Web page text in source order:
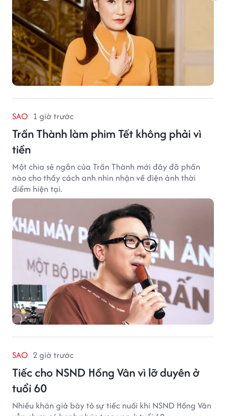
SAO 1 giờ trước
Trấn Thành làm phim Tết không phải vì
tiền
Một chia sẻ ngắn của Trấn Thành mới đây đã phần
nào cho thấy cách anh nhìn nhận về điện ảnh thời
điểm hiện tại.
SAO 2 giờ trước
Tiếc cho NSND Hồng Vân vì lỡ duyên ở
tuổi 60
Nhiều khán giả bày tỏ sự tiếc nuối khi NSND Hồng Vân